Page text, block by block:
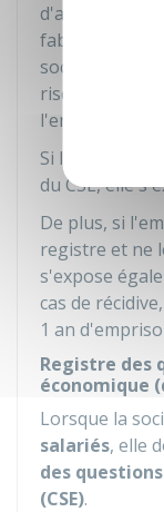
d'alerte
fabrication
société pour
risque grave
Si la société
du CSE, elle
De plus, si
registre et ne
s'expose
cas de
1 an
Registre des
économique
Lorsque la
salariés, elle
des
(CSE).